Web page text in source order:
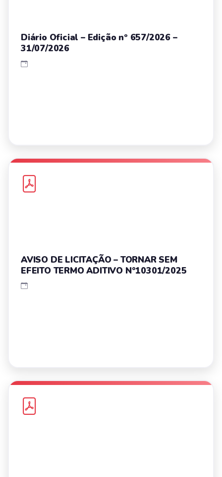
Diário Oficial – Edição nº 657/2026 –
31/07/2026
AVISO DE LICITAÇÃO – TORNAR SEM
EFEITO TERMO ADITIVO N°10301/2025